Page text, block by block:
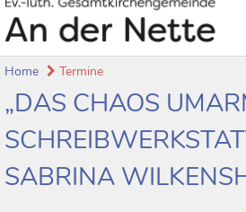
Home Termine
„DAS CHAOS
SABRINA